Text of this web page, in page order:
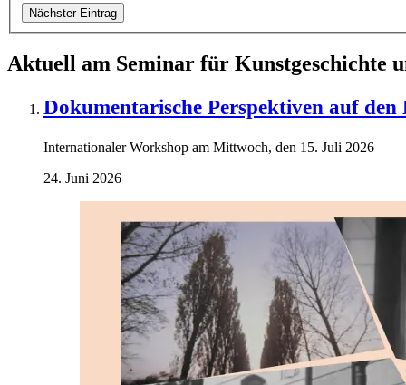
Nächster Eintrag
Aktuell am Seminar für Kunstgeschichte
Dokumentarische Perspektiven auf
Internationaler Workshop am Mittwoch, den 15. Juli 2026
24. Juni 2026